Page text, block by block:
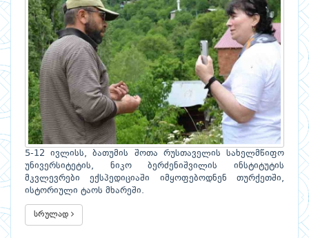
5-12 ივლისს, ბათუმის შოთა რუსთაველის სახელმწიფო
უნივერსიტეტის, ნიკო ბერძენიშვილის ინსტიტუტის
მკვლევრები ექსპედიციაში იმყოფებოდნენ თურქეთში,
ისტორიული ტაოს მხარეში.
სრულად